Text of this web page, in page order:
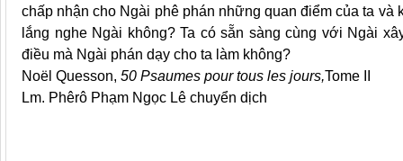
chấp nhận cho Ngài phê phán những quan điểm của ta
lắng nghe Ngài không? Ta có sẵn sàng cùng với Ngài
điều mà Ngài phán dạy cho ta làm không?
Noël Quesson, 50 Psaumes pour tous les jours,Tome II
Lm. Phêrô Phạm Ngọc Lê chuyển dịch